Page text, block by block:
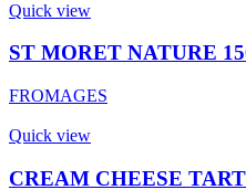
Quick view
ST MORET NATURE
FROMAGES
Quick view
CREAM CHEESE